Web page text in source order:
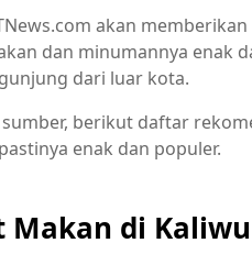
akan memberikan
dan minumannya enak
dari luar kota.
berikut daftar
enak dan populer.
Makan di